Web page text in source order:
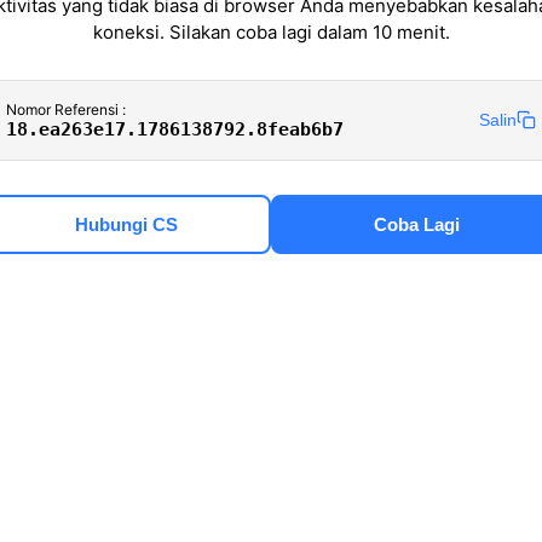
yang tidak biasa di browser Anda menyebabkan
koneksi. Silakan coba lagi dalam 10 menit.
Nomor Referensi :
18.ea263e17.1786138792.8feab6b7 Salin
Hubungi CS Coba Lagi